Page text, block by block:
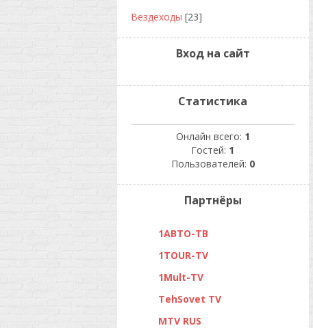
Вездеходы [23]
Вход на сайт
Статистика
Онлайн всего: 1
Гостей: 1
Пользователей: 0
Партнёры
1АВТО-ТВ
1TOUR-TV
1Mult-TV
TehSovet TV
MTV RUS